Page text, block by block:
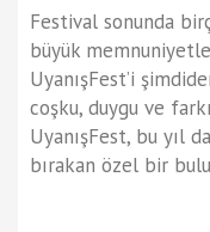
Festival sonunda
büyük
UyanışFest’i
coşku, duygu ve
UyanışFest, bu yıl
bırakan özel bir